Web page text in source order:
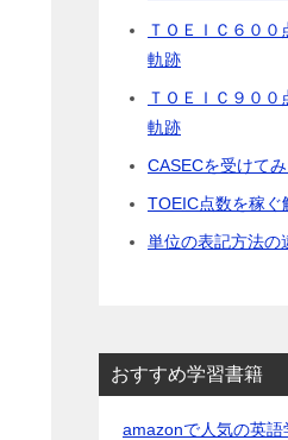
ＴＯＥＩＣ６０
軌跡
ＴＯＥＩＣ９０
軌跡
CASECを受けてみ
TOEIC点数を稼ぐ
単位の表記方法の
おすすめ学習書籍
amazonで人気の英語